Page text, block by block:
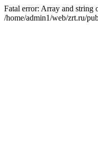
Fatal error: Array and string
/home/admin1/web/zrt.ru/